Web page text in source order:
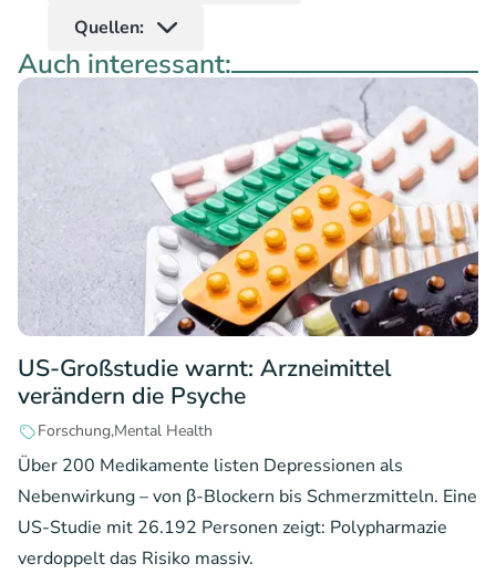
Quellen:
Auch interessant:
US-Großstudie warnt: Arzneimittel
verändern die Psyche
ForschungMental Health
Über 200 Medikamente listen Depressionen als
Nebenwirkung – von β-Blockern bis Schmerzmitteln. Eine
US-Studie mit 26.192 Personen zeigt: Polypharmazie
verdoppelt das Risiko massiv.